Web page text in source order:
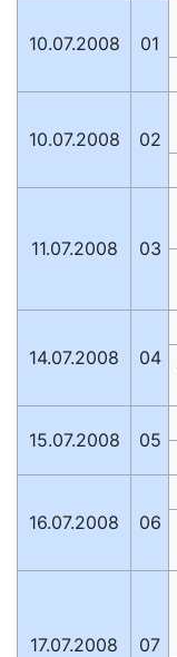
10.07.2008 01
10.07.2008 02
11.07.2008 03
14.07.2008 04
15.07.2008 05
16.07.2008 06
17.07.2008 07